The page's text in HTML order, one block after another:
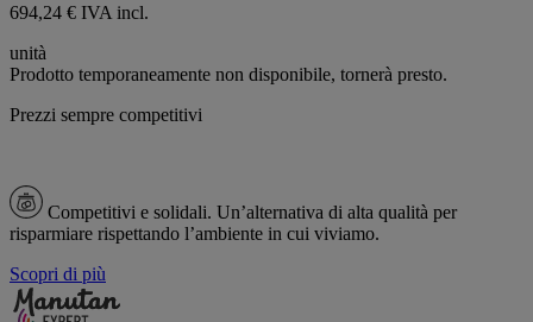
694,24 € IVA incl.
unità
Prodotto temporaneamente non disponibile, tornerà presto.
Prezzi sempre competitivi
Competitivi e solidali. Un’alternativa di alta qualità per
risparmiare rispettando l’ambiente in cui viviamo.
Scopri di più